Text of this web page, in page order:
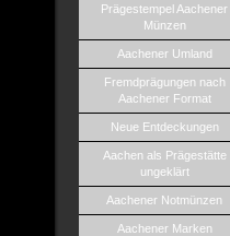
Prägestempel Aachener
Münzen
Aachener Umland
Fremdprägungen nach
Aachener Format
Neue Entdeckungen
Aachen als Prägestätte
ungeklärt
Aachener Notmünzen
Aachener Marken